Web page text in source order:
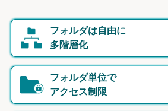
フォルダは自由に
多階層化
フォルダ単位で
アクセス制限